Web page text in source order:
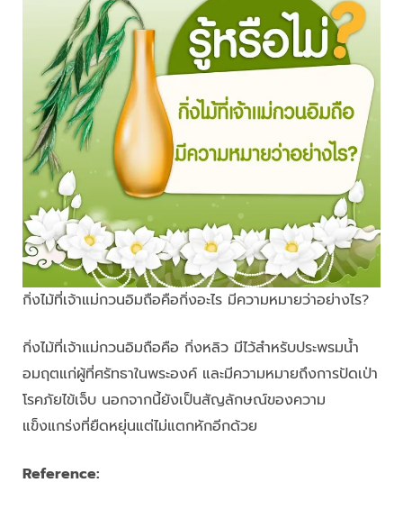
กิ่งไม้ที่เจ้าแม่กวนอิมถือคือกิ่งอะไร มีความหมายว่าอย่างไร?
กิ่งไม้ที่เจ้าแม่กวนอิมถือคือ กิ่งหลิว มีไว้สำหรับประพรมน้ำ
อมฤตแก่ผู้ที่ศรัทธาในพระองค์ และมีความหมายถึงการปัดเป่า
โรคภัยไข้เจ็บ นอกจากนี้ยังเป็นสัญลักษณ์ของความ
แข็งแกร่งที่ยืดหยุ่นแต่ไม่แตกหักอีกด้วย
Reference: